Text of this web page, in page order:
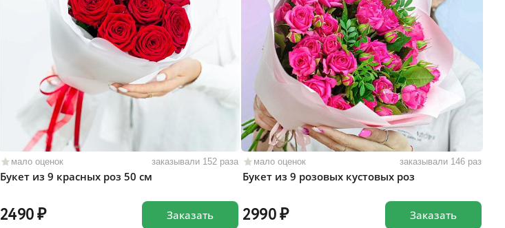
мало оценок заказывали 152 раза
Букет из 9 красных роз 50 см
2490 Заказать
мало оценок заказывали 146 раз
Букет из 9 розовых кустовых роз
2990 Заказать